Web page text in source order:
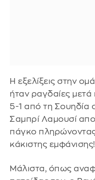
Η εξελίξεις στην
ήταν ραγδαίες μετά
5-1 από τη Σουηδία
Σαμπρί Λαμουσί
πάγκο
κάκιστης εμφάνισης!
Mάλιστα, όπως